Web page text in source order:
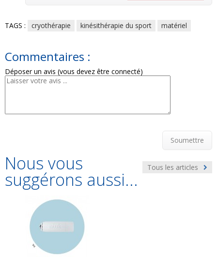
TAGS : cryothérapie kinésithérapie du sport matériel
Commentaires :
Déposer un avis (vous devez être connecté)
Soumettre
Tous les articles
Nous vous
suggérons aussi...